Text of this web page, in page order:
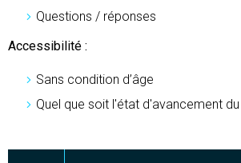
Questions / réponses
Accessibilité :
Sans condition d’âge
Quel que soit l'état d'avancement